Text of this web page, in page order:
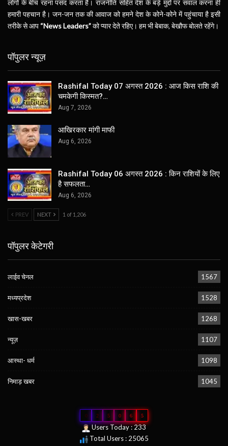
लोगों के बीच रहना पसंद करता है। राजनीति सहित देश के बड़े मुद्दों पर सवाल करना ही
हमारी पहचान है। जन-जन तक की आवाज को हमने देश के कोने-कोने में पहुंचाया है इसी
तरीके से आप “News Leaders”को प्यार देते रहिए। हम भी बेबाक, बेखौफ बोलते रहेंगे।
पॉपुलर न्यूज़
Rashifal Today 07 अगस्त 2026 : आज किस राशि की
चमकेगी किस्मत?…
Aug 7, 2026
आखिरकार मांगी माफी
Aug 6, 2026
Rashifal Today 06 अगस्त 2026 : किन राशियों के लिए
है सफलता…
Aug 6, 2026
PREV NEXT 1 of 1,206
पॉपुलर केटेगरी
लाईव चेनल 1567
मध्यप्रदेश 1528
खास-खबर 1268
न्यूज़ 1107
आस्था- धर्म 1098
निमाड़ खबर 1045
0 2 5 0 6 5
Users Today : 233
Total Users : 25065